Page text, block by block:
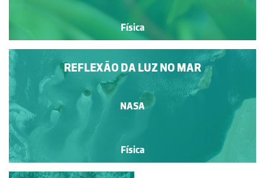
Física
REFLEXÃO DA LUZ NO MAR
NASA
Física